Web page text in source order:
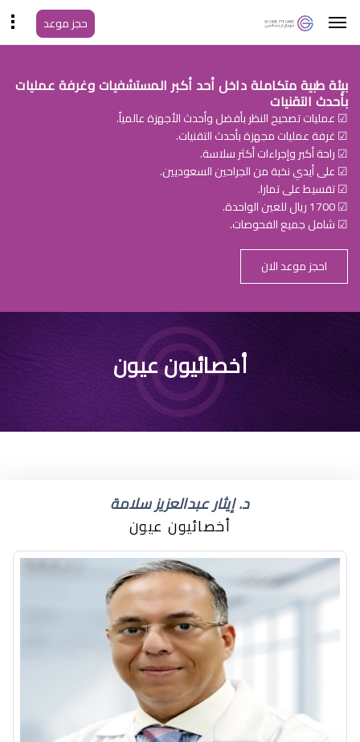
حجز موعد
بيئة طبية متكاملة داخل أحد أكبر المستشفيات وغرفة عمليات
بأحدث التقنيات
☑ عمليات تصحيح النظر بأفضل وأحدث الأجهزة عالمياً.
☑ غرفة عمليات مجهزة بأحدث التقنيات.
☑ راحة أكبر وإجراءات أكثر سلاسة.
☑ على أيدي نخبة من الجراحين السعوديين.
☑ تقسيط على تمارا.
☑ 1700 ريال للعين الواحدة.
☑ شامل جميع الفحوصات.
احجز موعد الان
افضل طبيب عيون جنوب
أبها
أخصائيون عيون
د. إيثار عبدالعزيز سلامة
أخصائيون عيون